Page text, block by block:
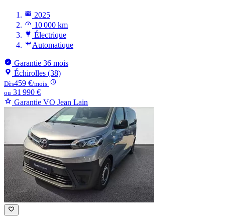
2025
10 000 km
Électrique
Automatique
Garantie 36 mois
Échirolles (38)
Dès459 €/mois
ou 31 990 €
Garantie VO Jean Lain